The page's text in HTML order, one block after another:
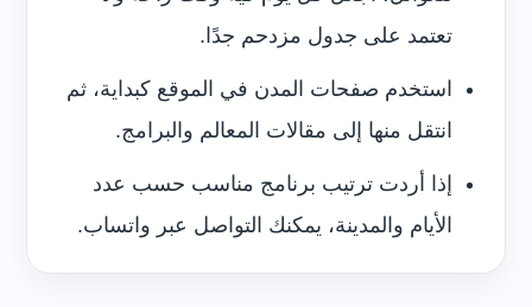
تعتمد على جدول مزدحم جدًا.
استخدم صفحات المدن في الموقع كبداية، ثم
انتقل منها إلى مقالات المعالم والبرامج.
إذا أردت ترتيب برنامج مناسب حسب عدد
الأيام والمدينة، يمكنك التواصل عبر واتساب.